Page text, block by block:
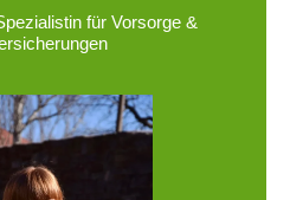
für Vorsorge &